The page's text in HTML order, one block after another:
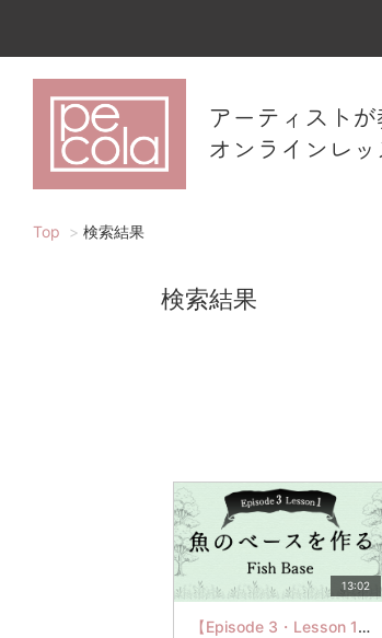
アーティストが
オンラインレ
Top 検索結果
検索結果
13:02
【Episode 3・Lesson 1】魚をベースを作る